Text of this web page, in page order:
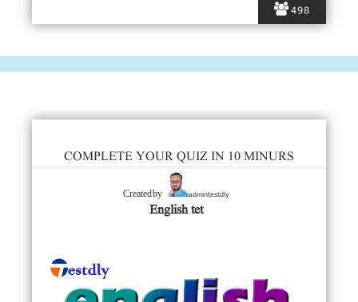
498
COMPLETE YOUR QUIZ IN 10 MINURS
Created by admintestdly
English tet